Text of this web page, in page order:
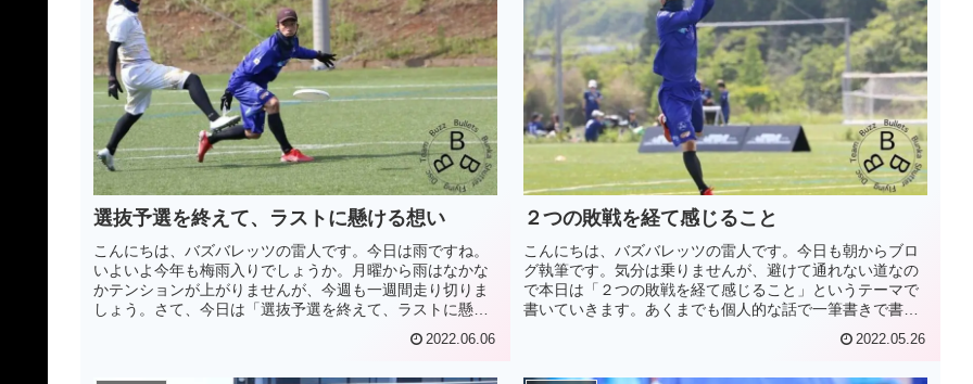
選抜予選を終えて、ラストに懸ける想い
こんにちは、バズバレッツの雷人です。今日は雨ですね。
いよいよ今年も梅雨入りでしょうか。月曜から雨はなかな
かテンションが上がりませんが、今週も一週間走り切りま
しょう。さて、今日は「選抜予選を終えて、ラストに懸け
2022.06.06
２つの敗戦を経て感じること
こんにちは、バズバレッツの雷人です。今日も朝からブロ
グ執筆です。気分は乗りませんが、避けて通れない道なの
で本日は「２つの敗戦を経て感じること」というテーマで
書いていきます。あくまでも個人的な話で一筆書きで書い
2022.05.26